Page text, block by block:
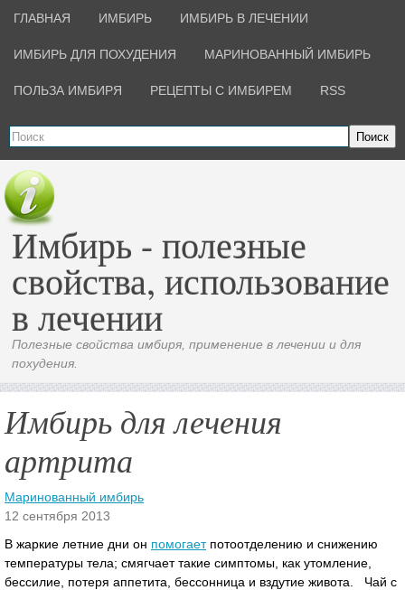
ГЛАВНАЯ ИМБИРЬ ИМБИРЬ В ЛЕЧЕНИИ
ИМБИРЬ ДЛЯ ПОХУДЕНИЯ МАРИНОВАННЫЙ ИМБИРЬ
ПОЛЬЗА ИМБИРЯ РЕЦЕПТЫ С ИМБИРЕМ RSS
Поиск
Имбирь - полезные
свойства, использование
в лечении
Полезные свойства имбиря, применение в лечении и для
похудения.
Имбирь для лечения
артрита
Маринованный имбирь
12 сентября 2013
В жаркие летние дни он помогаетпотоотделению и снижению
температуры тела; смягчает такие симптомы, как утомление,
бессилие, потеря аппетита, бессонница и вздутие живота. Чай с